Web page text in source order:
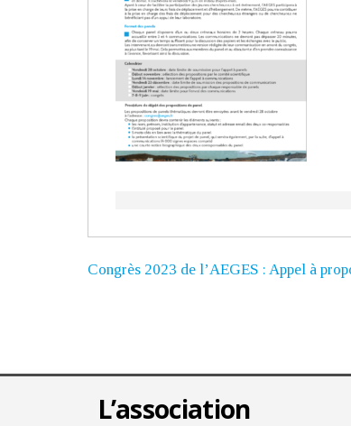
Congrès 2023 de l’AEGES : Appel à
L’association